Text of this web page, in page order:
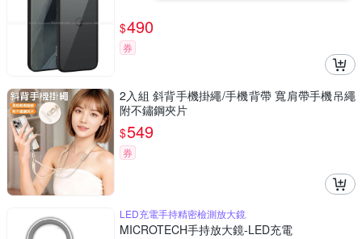
$490
券
2入組 斜背手機掛繩/手機背帶 寬肩帶手機吊繩
附不鏽鋼夾片
$549
券
LED充電手持精密檢測放大鏡
MICROTECH手持放大鏡-LED充電